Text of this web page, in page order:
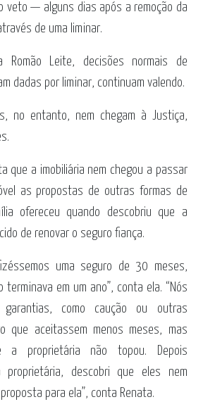
veto — alguns dias após a remoção da
de uma liminar.
Romão Leite, decisões normais de
dadas por liminar, continuam valendo.
no entanto, nem chegam à Justiça,
que a imobiliária nem chegou a passar
as propostas de outras formas de
ofereceu quando descobriu que a
de renovar o seguro fiança.
uma seguro de 30 meses,
em um ano”, conta ela. “Nós
garantias, como caução ou outras
que aceitassem menos meses, mas
a proprietária não topou. Depois
proprietária, descobri que eles nem
para ela”, conta Renata.